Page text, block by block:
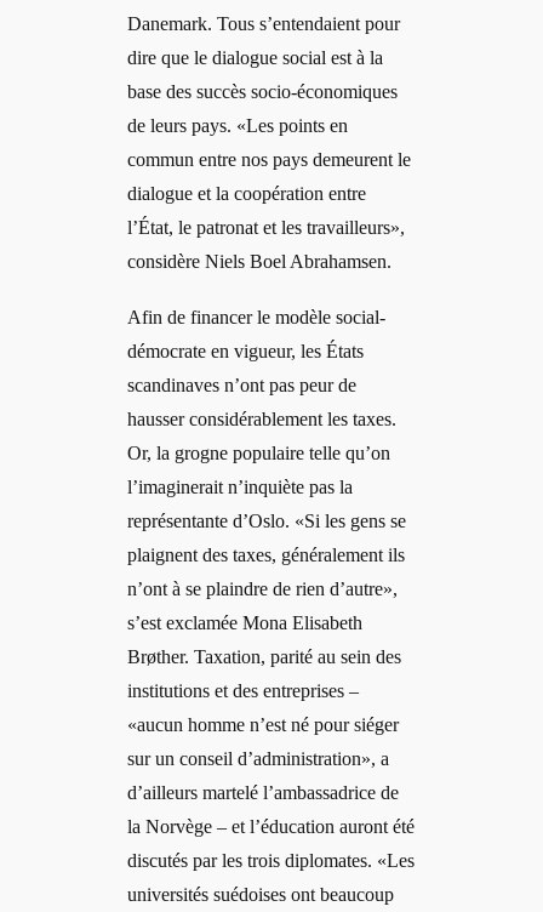
Danemark. Tous s’entendaient pour
dire que le dialogue social est à la
base des succès socio-économiques
de leurs pays. «Les points en
commun entre nos pays demeurent le
dialogue et la coopération entre
l’État, le patronat et les travailleurs»,
considère Niels Boel Abrahamsen.
Afin de financer le modèle social-
démocrate en vigueur, les États
scandinaves n’ont pas peur de
hausser considérablement les taxes.
Or, la grogne populaire telle qu’on
l’imaginerait n’inquiète pas la
représentante d’Oslo. «Si les gens se
plaignent des taxes, généralement ils
n’ont à se plaindre de rien d’autre»,
s’est exclamée Mona Elisabeth
Brøther. Taxation, parité au sein des
institutions et des entreprises –
«aucun homme n’est né pour siéger
sur un conseil d’administration», a
d’ailleurs martelé l’ambassadrice de
la Norvège – et l’éducation auront été
discutés par les trois diplomates. «Les
universités suédoises ont beaucoup